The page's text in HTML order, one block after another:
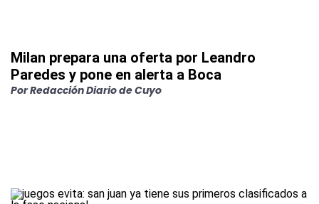
Milan prepara una oferta por Leandro
Paredes y pone en alerta a Boca
PorRedacción Diario de Cuyo